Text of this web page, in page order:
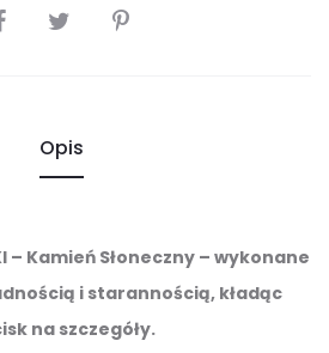
Opis
– Kamień Słoneczny – wykonane
i starannością, kładąc
na szczegóły.